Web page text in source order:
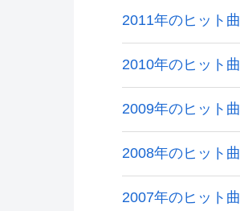
2011年のヒット曲
2010年のヒット曲
2009年のヒット曲
2008年のヒット曲
2007年のヒット曲